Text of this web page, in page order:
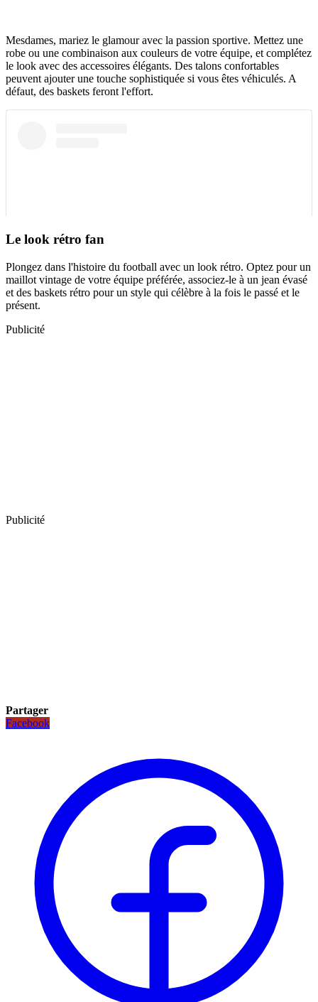
Mesdames, mariez le glamour avec la passion sportive. Mettez une
robe ou une combinaison aux couleurs de votre équipe, et complétez
le look avec des accessoires élégants. Des talons confortables
peuvent ajouter une touche sophistiquée si vous êtes véhiculés. A
défaut, des baskets feront l'effort.
Le look rétro fan
Plongez dans l'histoire du football avec un look rétro. Optez pour un
maillot vintage de votre équipe préférée, associez-le à un jean évasé
et des baskets rétro pour un style qui célèbre à la fois le passé et le
présent.
Publicité
Publicité
Partager
Facebook